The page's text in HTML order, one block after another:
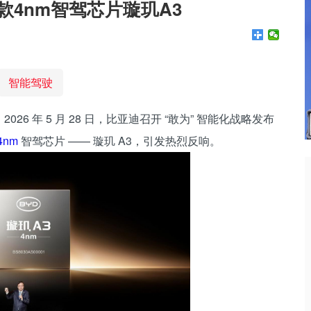
4nm智驾芯片璇玑A3
智能驾驶
年 5 月 28 日，比亚迪召开 “敢为” 智能化战略发布
智驾芯片 —— 璇玑 A3，引发热烈反响。